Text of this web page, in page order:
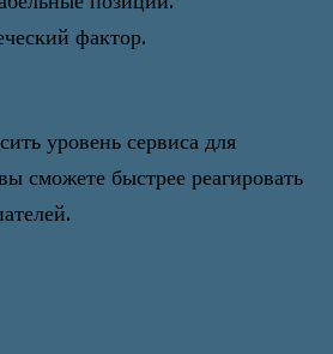
фактор.
уровень сервиса для
сможете быстрее реагировать